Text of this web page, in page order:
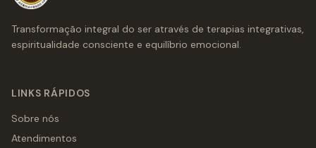
Transformação integral do ser através de terapias integrativas,
espiritualidade consciente e equilíbrio emocional.
LINKS RÁPIDOS
Sobre nós
Atendimentos